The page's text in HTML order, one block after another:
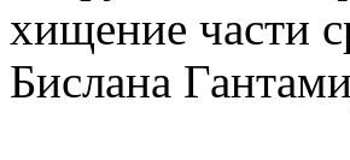
хищение части
Бислана